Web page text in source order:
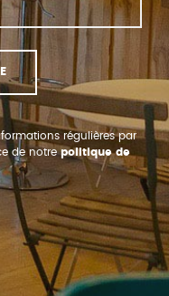
régulières par
de notrepolitique de